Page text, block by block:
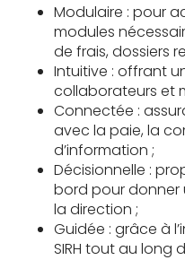
Modulaire : pour
modules
de frais, dossiers
Intuitive : offrant
collaborateurs et
Connectée :
avec la paie, la
d’information ;
Décisionnelle :
bord pour donner
la direction ;
Guidée : grâce à
SIRH tout au long